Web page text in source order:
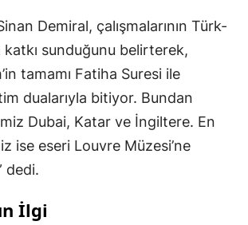
Demiral, çalışmalarının Türk-
katkı sunduğunu belirterek,
tamamı Fatiha Suresi ile
dualarıyla bitiyor. Bundan
Dubai, Katar ve İngiltere. En
ise eseri Louvre Müzesi’ne
dedi.
İlgi